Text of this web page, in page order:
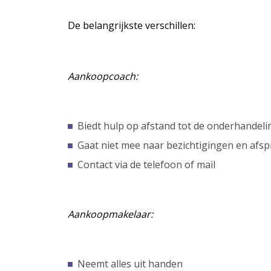
De belangrijkste verschillen:
Aankoopcoach:
Biedt hulp op afstand tot de
Gaat niet mee naar bezichtigingen en
Contact via de telefoon of mail
Aankoopmakelaar:
Neemt alles uit handen